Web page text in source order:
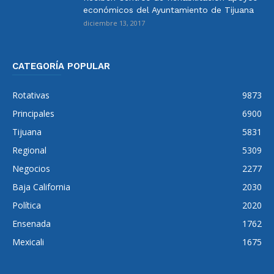
económicos del Ayuntamiento de Tijuana
diciembre 13, 2017
CATEGORÍA POPULAR
Rotativas
9873
Principales
6900
Tijuana
5831
Regional
5309
Negocios
2277
Baja California
2030
Política
2020
Ensenada
1762
Mexicali
1675